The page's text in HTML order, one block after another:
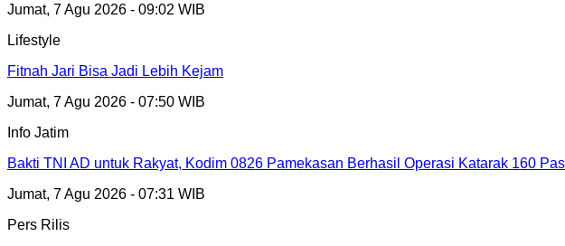
Jumat, 7 Agu 2026 - 09:02 WIB
Lifestyle
Fitnah Jari Bisa Jadi Lebih Kejam
Jumat, 7 Agu 2026 - 07:50 WIB
Info Jatim
Bakti TNI AD untuk Rakyat, Kodim 0826 Pamekasan Berhasil Operasi Katarak 160
Jumat, 7 Agu 2026 - 07:31 WIB
Pers Rilis